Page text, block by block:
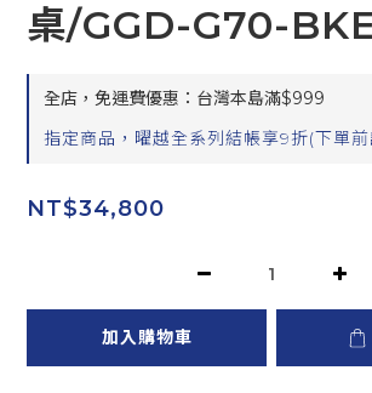
桌/GGD-G70-
全店，免運費優惠：台灣本島滿$999
指定商品，曜越全系列結帳享9折(下單
NT$34,800
加入購物車